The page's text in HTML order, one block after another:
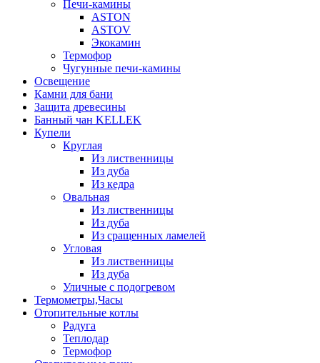
Печи-камины
ASTON
АSTOV
Экокамин
Термофор
Чугунные печи-камины
Освещение
Камни для бани
Защита древесины
Банный чан KELLEK
Купели
Круглая
Из лиственницы
Из дуба
Из кедра
Овальная
Из лиственницы
Из дуба
Из сращенных ламелей
Угловая
Из лиственницы
Из дуба
Уличные с подогревом
Термометры,Часы
Отопительные котлы
Радуга
Теплодар
Термофор